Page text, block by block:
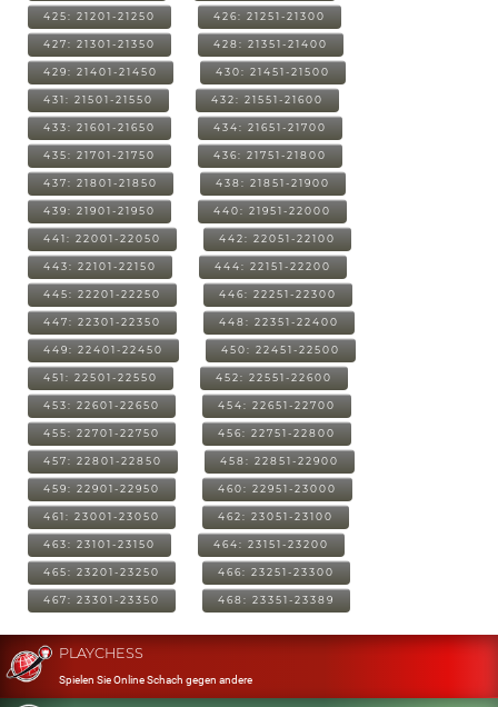
425: 21201-21250 426: 21251-21300
427: 21301-21350 428: 21351-21400
429: 21401-21450 430: 21451-21500
431: 21501-21550 432: 21551-21600
433: 21601-21650 434: 21651-21700
435: 21701-21750 436: 21751-21800
437: 21801-21850 438: 21851-21900
439: 21901-21950 440: 21951-22000
441: 22001-22050 442: 22051-22100
443: 22101-22150 444: 22151-22200
445: 22201-22250 446: 22251-22300
447: 22301-22350 448: 22351-22400
449: 22401-22450 450: 22451-22500
451: 22501-22550 452: 22551-22600
453: 22601-22650 454: 22651-22700
455: 22701-22750 456: 22751-22800
457: 22801-22850 458: 22851-22900
459: 22901-22950 460: 22951-23000
461: 23001-23050 462: 23051-23100
463: 23101-23150 464: 23151-23200
465: 23201-23250 466: 23251-23300
467: 23301-23350 468: 23351-23389
PLAYCHESS
Spielen Sie Online Schach gegen andere